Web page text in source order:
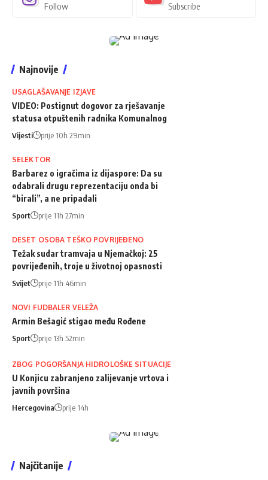
Follow Subscribe
Najnovije
USAGLAŠAVANJE IZJAVE
VIDEO: Postignut dogovor za rješavanje
statusa otpuštenih radnika Komunalnog
Vijesti prije 10h 29min
SELEKTOR
Barbarez o igračima iz dijaspore: Da su
odabrali drugu reprezentaciju onda bi
“birali”, a ne pripadali
Sport prije 11h 27min
DESET OSOBA TEŠKO POVRIJEĐENO
Težak sudar tramvaja u Njemačkoj: 25
povrijeđenih, troje u životnoj opasnosti
Svijet prije 11h 46min
NOVI FUDBALER VELEŽA
Armin Bešagić stigao među Rođene
Sport prije 13h 52min
ZBOG POGORŠANJA HIDROLOŠKE SITUACIJE
U Konjicu zabranjeno zalijevanje vrtova i
javnih površina
Hercegovina prije 14h
Najčitanije